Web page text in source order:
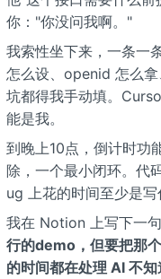
你："你没问我啊。"
我索性坐下来，一条一
怎么设、openid 怎么拿
坑都得我手动填。
能是我。
到晚上10点，倒计时功
除，一个最小闭环。代
ug 上花的时间至少是写
我在 Notion 上写下一句
行的demo，但要把那
的时间都在处理 AI 不知